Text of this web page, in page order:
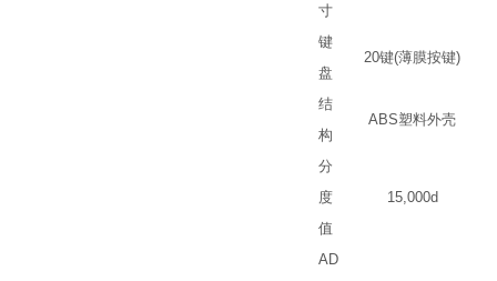
寸
键
盘
20键(薄膜按键)
结
构
ABS塑料外壳
分
度
值
15,000d
AD